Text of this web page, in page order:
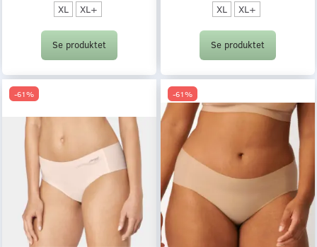
XL
XL+
Se produktet
XL
XL+
Se produktet
-61% -61%